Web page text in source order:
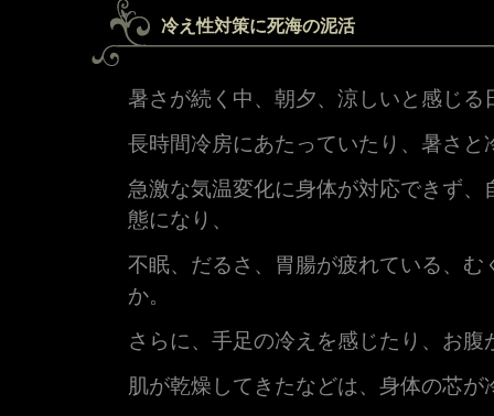
冷え性対策に死海の泥活
暑さが続く中、朝夕、涼しいと感じ
長時間冷房にあたっていたり、暑さ
急激な気温変化に身体が対応できず
態になり、
不眠、だるさ、胃腸が疲れている、
か。
さらに、手足の冷えを感じたり、お腹
肌が乾燥してきたなどは、身体の芯が